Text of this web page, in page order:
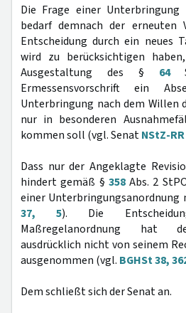
Die Frage einer Unterbringung
bedarf demnach der erneuten
Entscheidung durch ein neues
wird zu berücksichtigen
Ausgestaltung des § 64
Ermessensvorschrift ein
Unterbringung nach dem Willen
nur in besonderen
kommen soll (vgl. SenatNStZ-
Dass nur der Angeklagte
hindert gemäß § 358Abs. 2
einer Unterbringungsanordnung
37, 5). Die
Maßregelanordnung hat
ausdrücklich nicht von seinem
ausgenommen (vgl. BGHSt 38,
Dem schließt sich der Senat an.